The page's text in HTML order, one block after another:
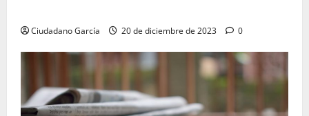
Ciudadano García 20 de diciembre de 2023 0